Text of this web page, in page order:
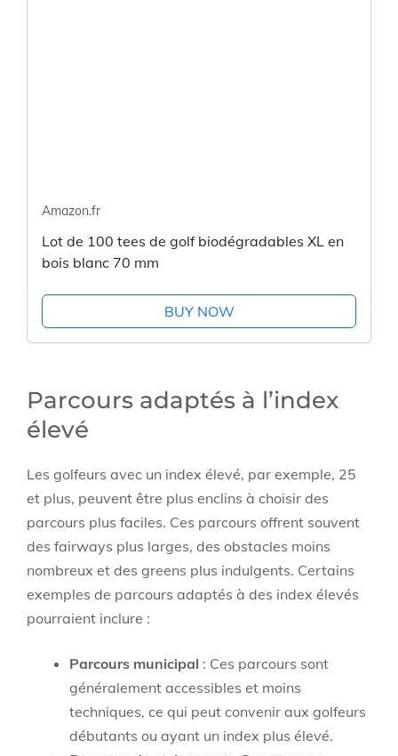
Amazon.fr
Lot de 100 tees de golf biodégradables XL en
bois blanc 70 mm
BUY NOW
Parcours adaptés à l’index
élevé
Les golfeurs avec un index élevé, par exemple, 25
et plus, peuvent être plus enclins à choisir des
parcours plus faciles. Ces parcours offrent souvent
des fairways plus larges, des obstacles moins
nombreux et des greens plus indulgents. Certains
exemples de parcours adaptés à des index élevés
pourraient inclure :
Parcours municipal : Ces parcours sont
généralement accessibles et moins
techniques, ce qui peut convenir aux golfeurs
débutants ou ayant un index plus élevé.